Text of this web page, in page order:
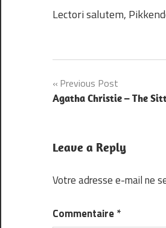
Lectori salutem,
Navigation
de
Previous Post
Agatha Christie – The
Leave a Reply
Votre adresse e-mail ne
Commentaire*